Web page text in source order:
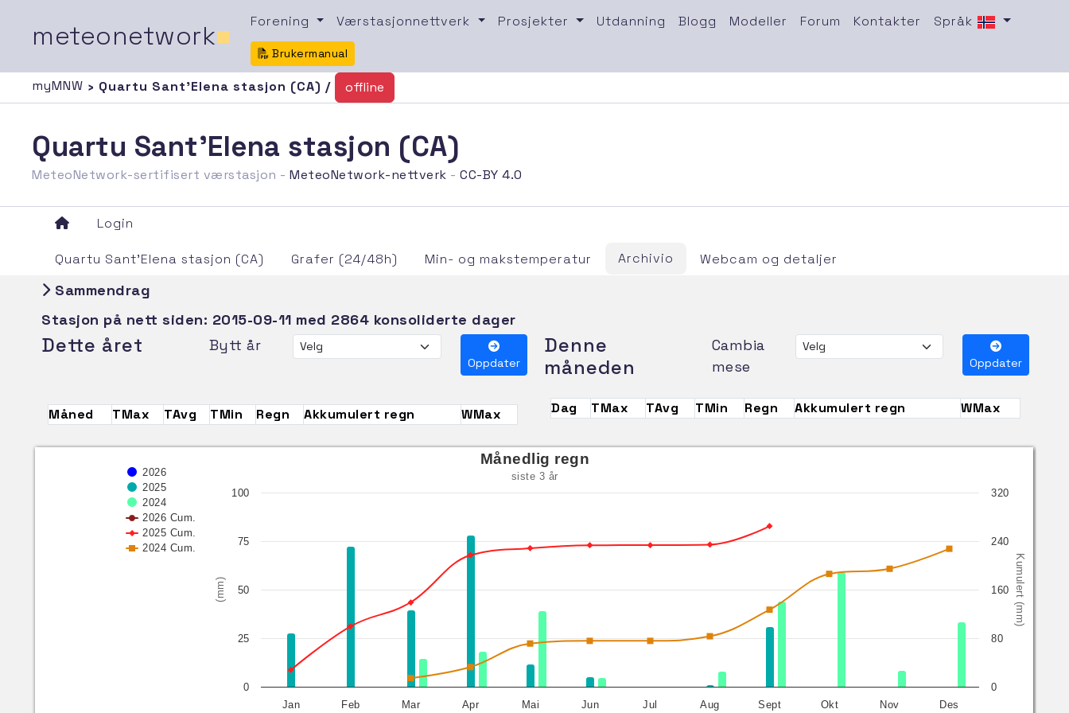
meteonetwork■ Forening Værstasjonnettverk Prosjekter Utdanning Blogg Modeller Forum Kontakter Språk
Brukermanual
myMNW › Quartu Sant'Elena stasjon (CA) / offline
Quartu Sant'Elena stasjon (CA)
MeteoNetwork-sertifisert værstasjon -MeteoNetwork-nettverk -CC-BY 4.0
Login
Quartu Sant'Elena stasjon (CA) Grafer (24/48h) Min- og makstemperatur Archivio Webcam og detaljer
Sammendrag
Stasjon på nett siden: 2015-09-11 med 2864 konsoliderte dager
Dette året Bytt år
Oppdater
Denne
måneden
Cambia
mese
Oppdater
Måned TMax TAvg TMin Regn Akkumulert regn WMax Dag TMax TAvg TMin Regn Akkumulert regn WMax
(mm) Kumulert (mm)
Månedlig regn
siste 3 år
2026
2025
2024
2026 Cum.
2025 Cum.
2024 Cum.
Jan Feb Mar Apr Mai Jun Jul Aug Sept Okt Nov Des
0
25
50
75
100
0
80
160
240
320